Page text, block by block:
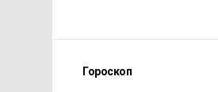
Гороскоп